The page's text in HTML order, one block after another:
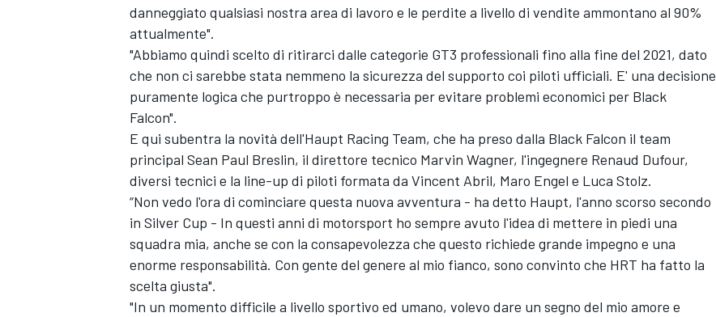
danneggiato qualsiasi nostra area di lavoro e le perdite a livello di vendite ammontano al 90%
attualmente".
"Abbiamo quindi scelto di ritirarci dalle categorie GT3 professionali fino alla fine del 2021, dato
che non ci sarebbe stata nemmeno la sicurezza del supporto coi piloti ufficiali. E' una decisione
puramente logica che purtroppo è necessaria per evitare problemi economici per Black
Falcon".
E qui subentra la novità dell'Haupt Racing Team, che ha preso dalla Black Falcon il team
principal Sean Paul Breslin, il direttore tecnico Marvin Wagner, l'ingegnere Renaud Dufour,
diversi tecnici e la line-up di piloti formata da Vincent Abril, Maro Engel e Luca Stolz.
“Non vedo l'ora di cominciare questa nuova avventura - ha detto Haupt, l'anno scorso secondo
in Silver Cup - In questi anni di motorsport ho sempre avuto l'idea di mettere in piedi una
squadra mia, anche se con la consapevolezza che questo richiede grande impegno e una
enorme responsabilità. Con gente del genere al mio fianco, sono convinto che HRT ha fatto la
scelta giusta".
"In un momento difficile a livello sportivo ed umano, volevo dare un segno del mio amore e